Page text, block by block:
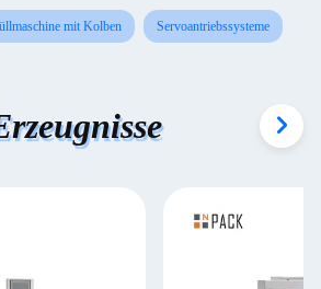
mit Kolben Servoantriebssysteme